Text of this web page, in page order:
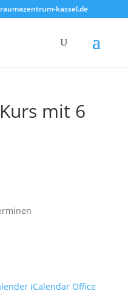
kassel.de
mit 6
iCalendar Office